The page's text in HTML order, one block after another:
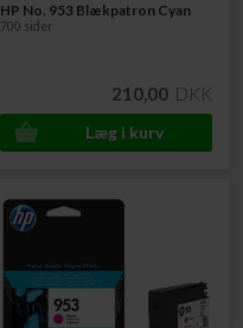
HP No. 953 Blækpatron Cyan
700 sider
210,00 DKK